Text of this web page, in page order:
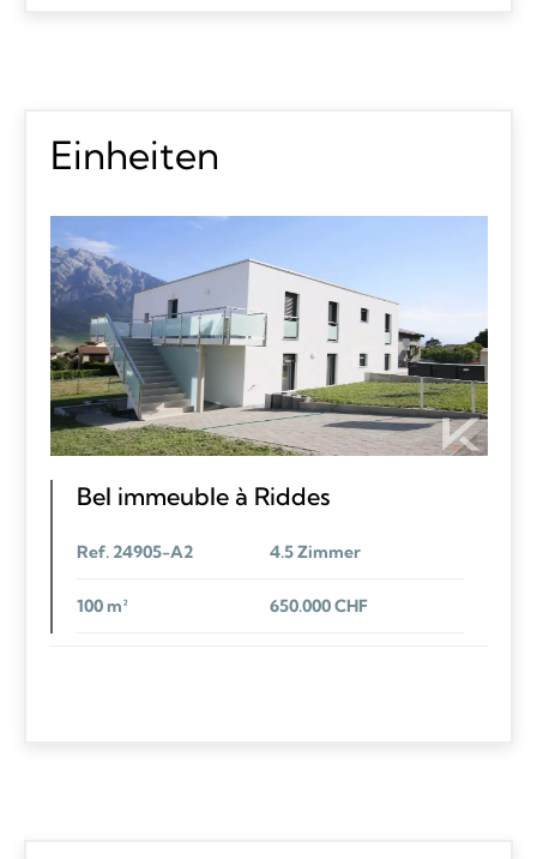
Einheiten
Bel immeuble à Riddes
Ref. 24905-A2 4.5 Zimmer
100 m² 650.000 CHF